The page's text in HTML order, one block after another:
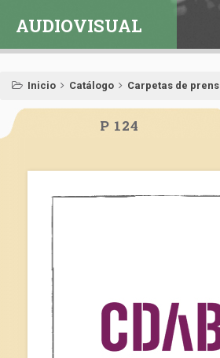
AUDIOVISUAL
Inicio Catálogo Carpetas de
P 124